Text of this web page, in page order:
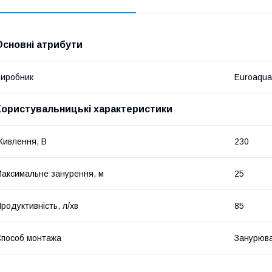
атрибути
Euroaqua
характеристики
В 230
занурення, м 25
л/хв 85
монтажа